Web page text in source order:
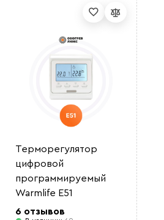
Терморегулятор
цифровой
программируемый
Warmlife E51
6 отзывов